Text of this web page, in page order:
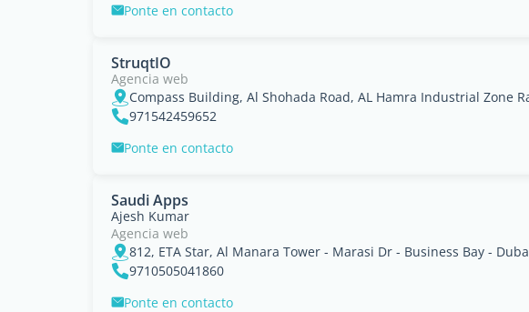
Ponte en contacto
StruqtIO
Agencia web
971542459652
Ponte en contacto
Saudi Apps
Ajesh Kumar
Agencia web
9710505041860
Ponte en contacto